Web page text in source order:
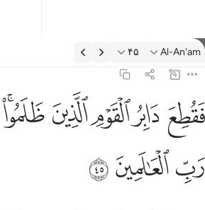
تفسیر: Al-An'am ۴۵:۶
Al-An'am ۴۵
فقطع دابر القوم الذين ظلموا والحمد لله رب
فَقُطِعَ دَابِرُ ٱلْقَوْمِ ٱلَّذِينَ ظَلَمُوا۟
ﱁ ﱂﱃﱄﱅﱆ
ﱉﱊﱋ